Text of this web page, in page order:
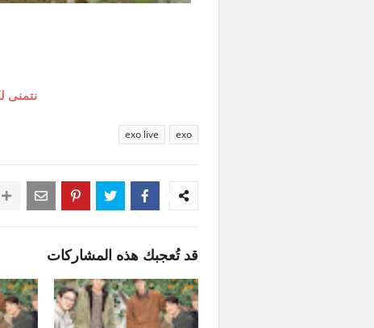
نتمنى
exo
exo live
قد تُعجبك هذه المشاركات